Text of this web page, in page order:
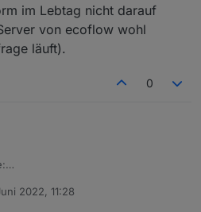
im Lebtag nicht darauf
von ecoflow wohl
läuft).
0
2022, 11:28